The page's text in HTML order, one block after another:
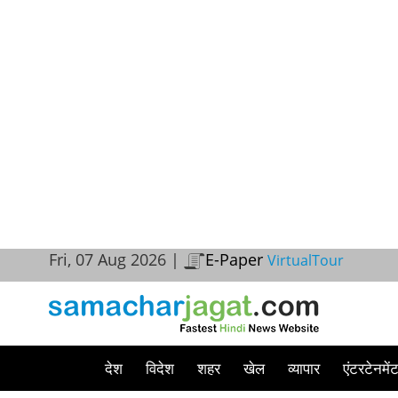
Fri, 07 Aug 2026 | E-Paper VirtualTour
देश विदेश शहर खेल व्यापार एंटरटेनमेंट